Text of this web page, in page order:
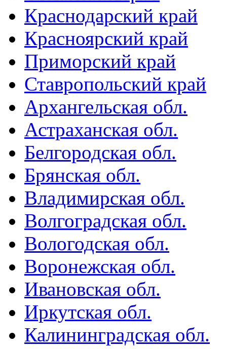
Краснодарский край
Красноярский край
Приморский край
Ставропольский край
Архангельская обл.
Астраханская обл.
Белгородская обл.
Брянская обл.
Владимирская обл.
Волгоградская обл.
Вологодская обл.
Воронежская обл.
Ивановская обл.
Иркутская обл.
Калининградская обл.